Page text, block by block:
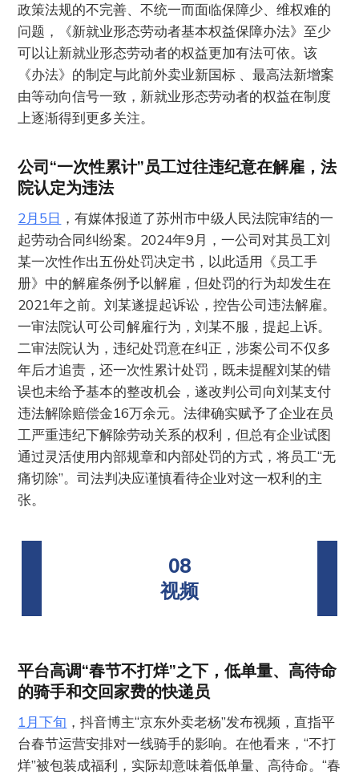
政策法规的不完善、不统一而面临保障少、维权难的
问题，《新就业形态劳动者基本权益保障办法》至少
可以让新就业形态劳动者的权益更加有法可依。该
《办法》的制定与此前外卖业新国标 、最高法新增案
由等动向信号一致，新就业形态劳动者的权益在制度
上逐渐得到更多关注。
公司“一次性累计”员工过往违纪意在解雇，法
院认定为违法
2月5日 ，有媒体报道了苏州市中级人民法院审结的一
起劳动合同纠纷案。2024年9月，一公司对其员工刘
某一次性作出五份处罚决定书，以此适用《员工手
册》中的解雇条例予以解雇，但处罚的行为却发生在
2021年之前。刘某遂提起诉讼，控告公司违法解雇。
一审法院认可公司解雇行为，刘某不服，提起上诉。
二审法院认为，违纪处罚意在纠正，涉案公司不仅多
年后才追责，还一次性累计处罚，既未提醒刘某的错
误也未给予基本的整改机会，遂改判公司向刘某支付
违法解除赔偿金16万余元。法律确实赋予了企业在员
工严重违纪下解除劳动关系的权利，但总有企业试图
通过灵活使用内部规章和内部处罚的方式，将员工“无
痛切除”。司法判决应谨慎看待企业对这一权利的主
张。
08
视频
平台高调“春节不打烊”之下，低单量、高待命
的骑手和交回家费的快递员
1月下旬 ，抖音博主“京东外卖老杨”发布视频，直指平
台春节运营安排对一线骑手的影响。在他看来，“不打
烊”被包装成福利，实际却意味着低单量、高待命。“春